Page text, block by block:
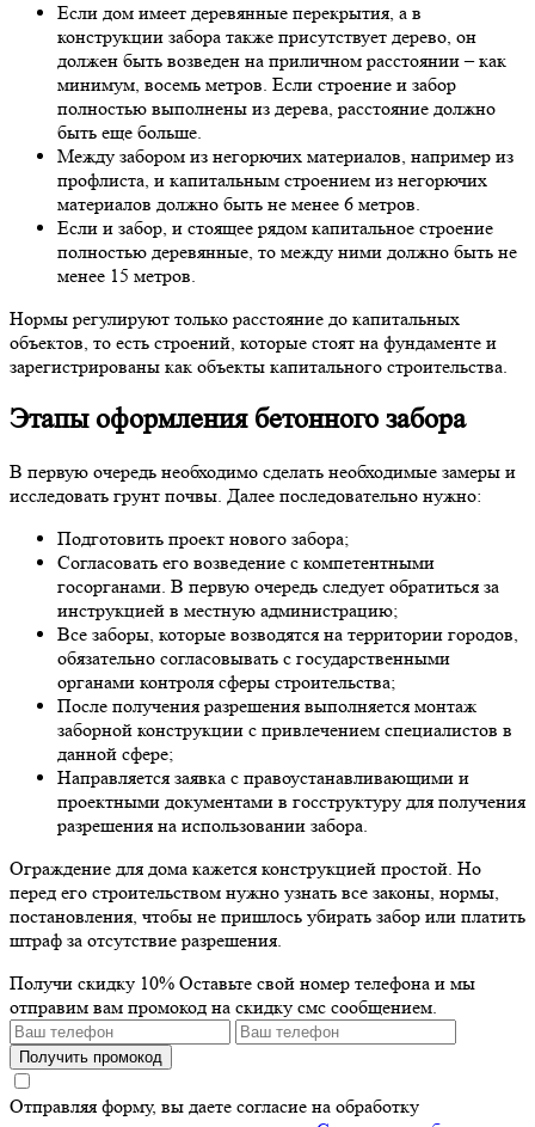
Если дом имеет деревянные перекрытия, а в
конструкции забора также присутствует дерево, он
должен быть возведен на приличном расстоянии – как
минимум, восемь метров. Если строение и забор
полностью выполнены из дерева, расстояние должно
быть еще больше.
Между забором из негорючих материалов, например из
профлиста, и капитальным строением из негорючих
материалов должно быть не менее 6 метров.
Если и забор, и стоящее рядом капитальное строение
полностью деревянные, то между ними должно быть не
менее 15 метров.
Нормы регулируют только расстояние до капитальных
объектов, то есть строений, которые стоят на фундаменте и
зарегистрированы как объекты капитального строительства.
Этапыоформления бетонного забора
В первую очередь необходимо сделать необходимые замеры и
исследовать грунт почвы. Далее последовательно нужно:
Подготовить проект нового забора;
Согласовать его возведение с компетентными
госорганами. В первую очередь следует обратиться за
инструкцией в местную администрацию;
Все заборы, которые возводятся на территории городов,
обязательно согласовывать с государственными
органами контроля сферы строительства;
После получения разрешения выполняется монтаж
заборной конструкции с привлечением специалистов в
данной сфере;
Направляется заявка с правоустанавливающими и
проектными документами в госструктуру для получения
разрешения на использовании забора.
Ограждение для дома кажется конструкцией простой. Но
перед его строительством нужно узнать все законы, нормы,
постановления, чтобы не пришлось убирать забор или платить
штраф за отсутствие разрешения.
Получи скидку 10% Оставьте свой номер телефона и мы
отправим вам промокод на скидку смс сообщением.
Получить промокод
Отправляя форму, вы даете согласие на обработку